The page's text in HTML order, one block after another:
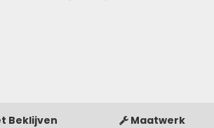
Beklijven Maatwerk